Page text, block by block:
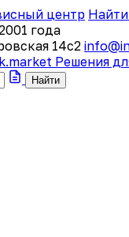
центр
года
14с2
.market Решения
Найти